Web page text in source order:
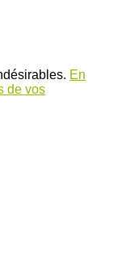
En
de vos